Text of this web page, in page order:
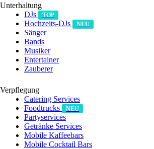
Unterhaltung
DJs
TOP
Hochzeits-DJs NEU
Sänger
Bands
Musiker
Entertainer
Zauberer
Verpflegung
Catering Services
Foodtrucks
NEU
Partyservices
Getränke Services
Mobile Kaffeebars
Mobile Cocktail Bars